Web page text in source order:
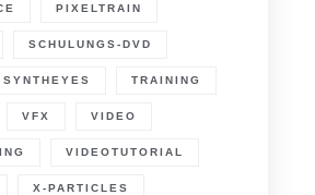
PIXELTRAIN
SCHULUNGS-DVD
SYNTHEYES TRAINING
VFX VIDEO
VIDEOTUTORIAL
X-PARTICLES